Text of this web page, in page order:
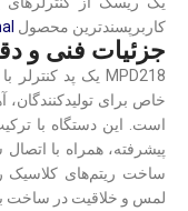
کاربرپسندترین محصول
جزئیات فنی و
خاص برای
ساخت ریتم‌های کلاسیک
لمس و خلاقیت در ساخت